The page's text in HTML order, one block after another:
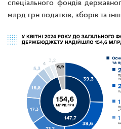
млрд грн податків, зборів та